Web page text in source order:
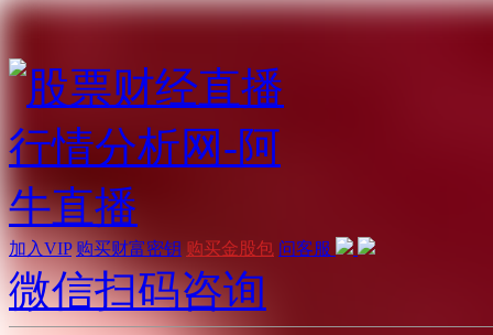
加入VIP 购买财富密钥 购买金股包 问客服
微信扫码咨询